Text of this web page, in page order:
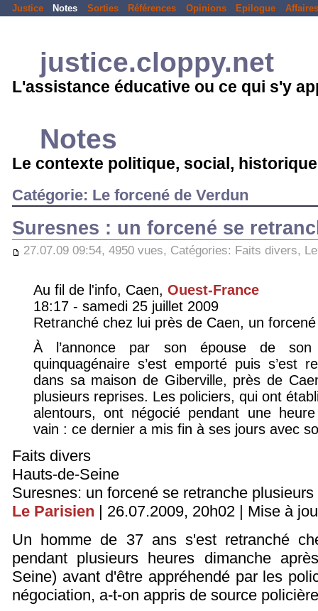
Justice Notes Sorties Références Opinions Epilogue Affaires
justice.cloppy.net
L'assistance éducative ou ce qui s'y
Notes
Le contexte politique, social,
Catégorie: Le forcené de Verdun
Suresnes : un forcené se
27.07.09 09:54, 4950 vues, Catégories: Faits divers,
Au fil de l'info, Caen, Ouest-France
18:17 - samedi 25 juillet 2009
Retranché chez lui près de Caen, un
À l’annonce par son épouse de
quinquagénaire s’est emporté puis s’est
dans sa maison de Giberville, près de
plusieurs reprises. Les policiers, qui ont
alentours, ont négocié pendant une
vain : ce dernier a mis fin à ses jours avec
Faits divers
Hauts-de-Seine
Suresnes: un forcené se retranche plusieurs
Le Parisien | 26.07.2009, 20h02 | Mise à
Un homme de 37 ans s'est retranché
pendant plusieurs heures dimanche
Seine) avant d'être appréhendé par les
négociation, a-t-on appris de source